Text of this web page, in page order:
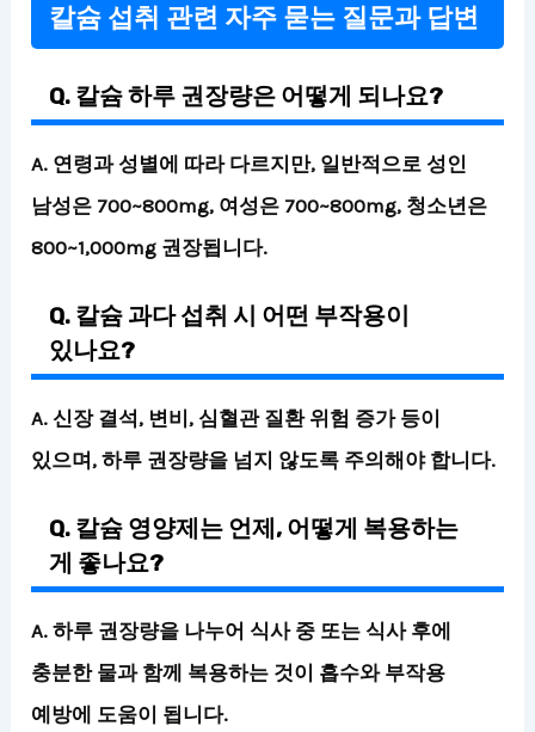
칼슘 섭취 관련 자주 묻는 질문과 답변
Q. 칼슘 하루 권장량은 어떻게 되나요?
A. 연령과 성별에 따라 다르지만, 일반적으로 성인
남성은 700~800mg, 여성은 700~800mg, 청소년은
800~1,000mg 권장됩니다.
Q. 칼슘 과다 섭취 시 어떤 부작용이
있나요?
A. 신장 결석, 변비, 심혈관 질환 위험 증가 등이
있으며, 하루 권장량을 넘지 않도록 주의해야 합니다.
Q. 칼슘 영양제는 언제, 어떻게 복용하는
게 좋나요?
A. 하루 권장량을 나누어 식사 중 또는 식사 후에
충분한 물과 함께 복용하는 것이 흡수와 부작용
예방에 도움이 됩니다.